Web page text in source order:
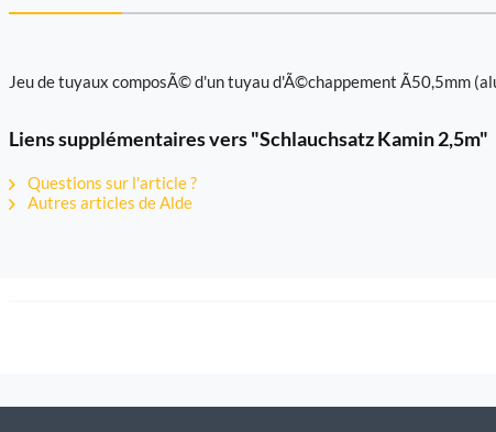
Jeu de tuyaux composÃ© d'un tuyau d'Ã©chappement Ã50,5mm
Liens supplémentaires vers "Schlauchsatz Kamin 2,5m"
Questions sur l'article ?
Autres articles de Alde